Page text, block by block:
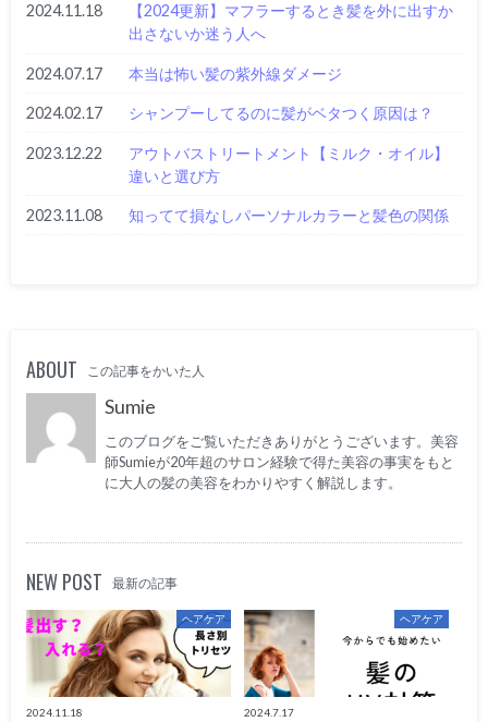
2024.11.18
【2024更新】マフラーするとき髪を外に出すか
出さないか迷う人へ
2024.07.17 本当は怖い髪の紫外線ダメージ
2024.02.17 シャンプーしてるのに髪がベタつく原因は？
2023.12.22
アウトバストリートメント【ミルク・オイル】
違いと選び方
2023.11.08 知ってて損なしパーソナルカラーと髪色の関係
ABOUT この記事をかいた人
Sumie
このブログをご覧いただきありがとうございます。美容
師Sumieが20年超のサロン経験で得た美容の事実をもと
に大人の髪の美容をわかりやすく解説します。
NEW POST 最新の記事
ヘアケア
2024.11.18
ヘアケア
2024.7.17